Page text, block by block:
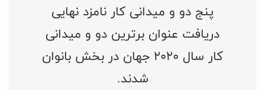
پنج دو و میدانی کار نامزد نهایی
دریافت عنوان برترین دو و میدانی
کار سال ۲۰۲۰ جهان در بخش بانوان
شدند.